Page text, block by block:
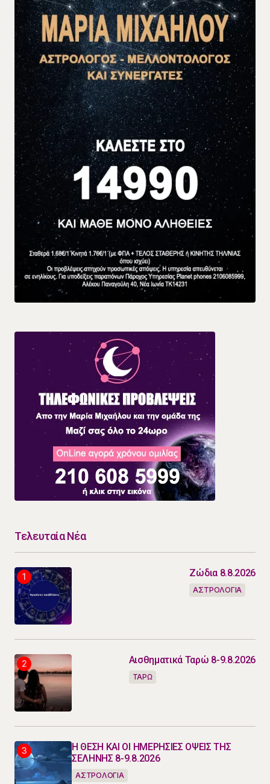
Τελευταία Νέα
Ζώδια 8.8.2026
ΑΣΤΡΟΛΟΓΙΑ
Αισθηματικά Ταρώ 8-9.8.2026
ΤΑΡΩ
Η ΘΕΣΗ ΚΑΙ ΟΙ ΗΜΕΡΗΣΙΕΣ ΟΨΕΙΣ ΤΗΣ
ΣΕΛΗΝΗΣ 8-9.8.2026
ΑΣΤΡΟΛΟΓΙΑ